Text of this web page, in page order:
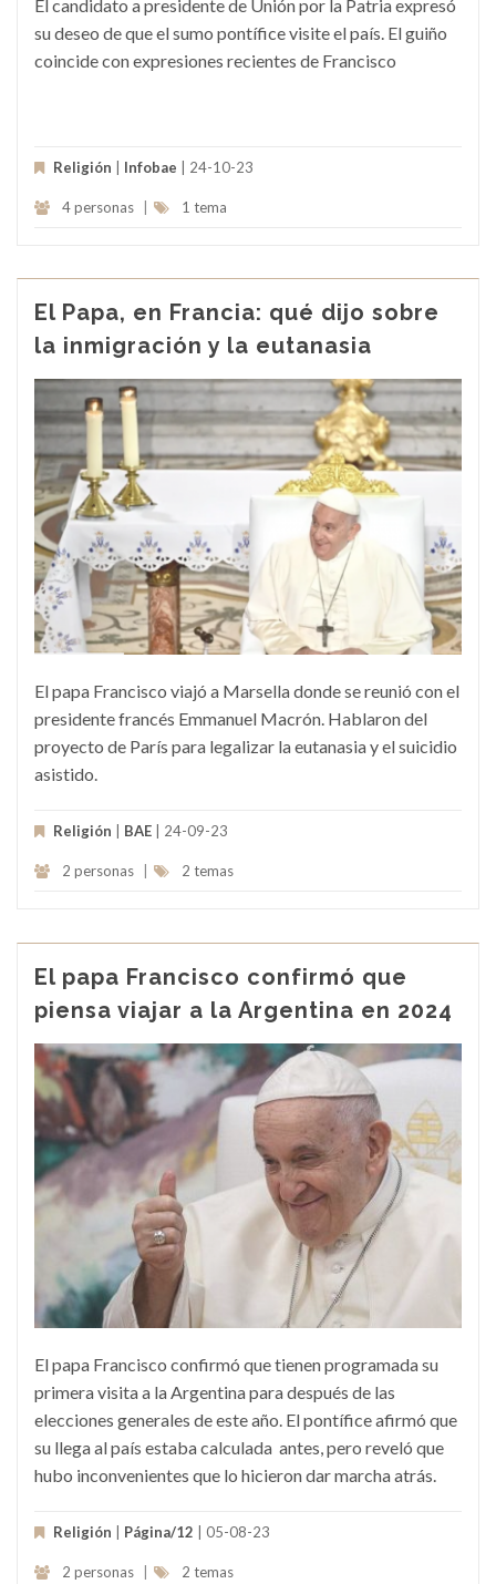
El candidato a presidente de Unión por la Patria expresó
su deseo de que el sumo pontífice visite el país. El guiño
coincide con expresiones recientes de Francisco
Religión Infobae | 24-10-23
4 personas 1 tema
El Papa, en Francia: qué dijo sobre
la inmigración y la eutanasia
El papa Francisco viajó a Marsella donde se reunió con el
presidente francés Emmanuel Macrón. Hablaron del
proyecto de París para legalizar la eutanasia y el suicidio
asistido.
Religión BAE | 24-09-23
2 personas 2 temas
El papa Francisco confirmó que
piensa viajar a la Argentina en 2024
El papa Francisco confirmó que tienen programada su
primera visita a la Argentina para después de las
elecciones generales de este año. El pontífice afirmó que
su llega al país estaba calculada antes, pero reveló que
hubo inconvenientes que lo hicieron dar marcha atrás.
Religión Página/12 | 05-08-23
2 personas 2 temas